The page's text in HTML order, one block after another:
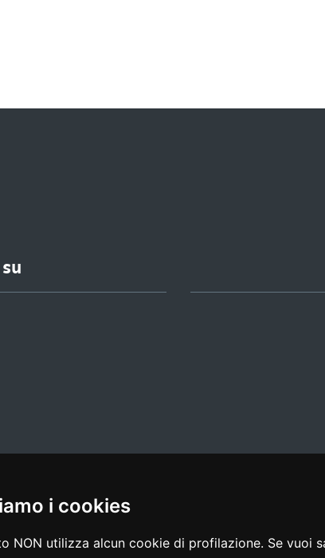
i cookies
NON utilizza alcun cookie di profilazione. Se vuoi
media policy | dichiarazione di accessibilità | feedback